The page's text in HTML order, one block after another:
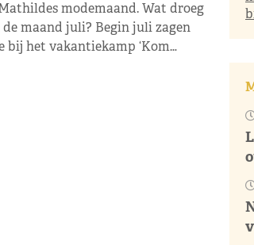
modemaand. Wat droeg
maand juli? Begin juli zagen
het vakantiekamp ‘Kom…